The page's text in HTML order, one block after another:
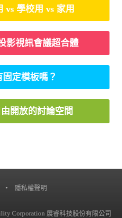
vs 學校用 vs 家用
影視訊會議超合體
定模板嗎？
開放的討論空間
• 隱私權聲明
Corporation 展睿科技股份有限公司